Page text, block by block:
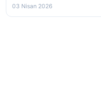
03 Nisan 2026